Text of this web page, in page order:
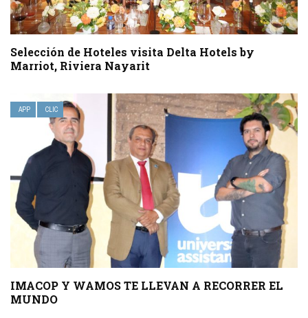
Selección de Hoteles visita Delta Hotels by
Marriot, Riviera Nayarit
APP CLIC
IMACOP Y WAMOS TE LLEVAN A RECORRER EL
MUNDO